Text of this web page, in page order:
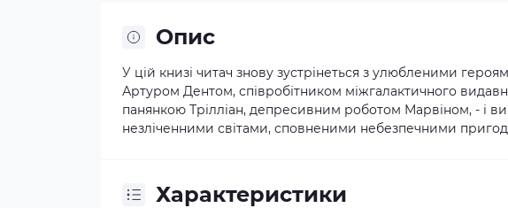
Опис
У цій книзі читач знову зустрінеться з улюбленими
Артуром Дентом, співробітником міжгалактичного
панянкою Трілліан, депресивним роботом Марвіном, - і
незліченними світами, сповненими небезпечними
Характеристики